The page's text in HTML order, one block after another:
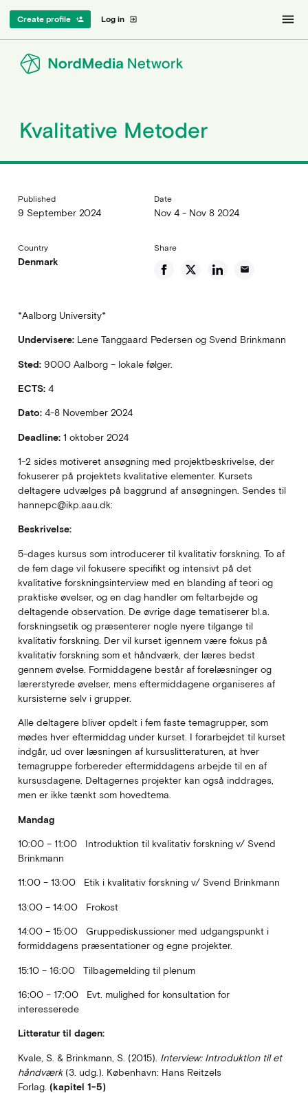
Log in exit_to_app
Create profile person_add menu
Kvalitative Metoder
Published
9 September 2024
Date
Nov 4 - Nov 8 2024
Country
Denmark
Share
email
*Aalborg University*
Undervisere: Lene Tanggaard Pedersen og Svend Brinkmann
Sted: 9000 Aalborg – lokale følger.
ECTS: 4
Dato: 4-8 November 2024
Deadline: 1 oktober 2024
1-2 sides motiveret ansøgning med projektbeskrivelse, der
fokuserer på projektets kvalitative elementer. Kursets
deltagere udvælges på baggrund af ansøgningen. Sendes til
hannepc@ikp.aau.dk:
Beskrivelse:
5-dages kursus som introducerer til kvalitativ forskning. To af
de fem dage vil fokusere specifikt og intensivt på det
kvalitative forskningsinterview med en blanding af teori og
praktiske øvelser, og en dag handler om feltarbejde og
deltagende observation. De øvrige dage tematiserer bl.a.
forskningsetik og præsenterer nogle nyere tilgange til
kvalitativ forskning. Der vil kurset igennem være fokus på
kvalitativ forskning som et håndværk, der læres bedst
gennem øvelse. Formiddagene består af forelæsninger og
lærerstyrede øvelser, mens eftermiddagene organiseres af
kursisterne selv i grupper.
Alle deltagere bliver opdelt i fem faste temagrupper, som
mødes hver eftermiddag under kurset. I forarbejdet til kurset
indgår, ud over læsningen af kursuslitteraturen, at hver
temagruppe for­bereder eftermiddagens arbejde til en af
kursusdagene. Deltagernes projekter kan også inddrages,
men er ikke tænkt som hovedtema.
Mandag
10:00 – 11:00 Introduktion til kvalitativ forskning v/ Svend
Brinkmann
11:00 – 13:00 Etik i kvalitativ forskning v/ Svend Brinkmann
13:00 – 14:00 Frokost
14:00 – 15:00 Gruppediskussioner med udgangspunkt i
formiddagens præsentationer og egne pro­jekter.
15:10 – 16:00 Tilbagemelding til plenum
16:00 – 17:00 Evt. mulighed for konsultation for
interesserede
Litteratur til dagen:
Kvale, S. & Brinkmann, S. (2015). Interview: Introduktion til et
håndværk (3. udg.). København: Hans Reitzels
Forlag. (kapitel 1-5)